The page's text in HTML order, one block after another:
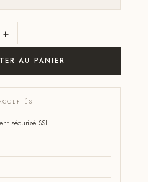
+
AU PANIER
sécurisé SSL